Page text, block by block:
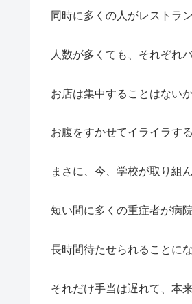
同時に多くの人がレストラ
人数が多くても、それぞれ
お店は集中することはない
お腹をすかせてイライラす
まさに、今、学校が取り組
短い間に多くの重症者が病
長時間待たせられることに
それだけ手当は遅れて、本